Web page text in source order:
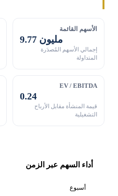
الأسهم القائمة
9.77 مليون
إجمالي الأسهم المُصدَرة
المتداولة
EV / EBITDA
0.24
قيمة المنشأة مقابل الأرباح
التشغيلية
أداء السهم عبر الزمن
أسبوع